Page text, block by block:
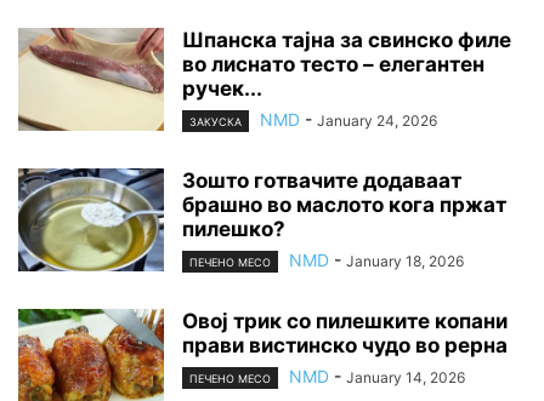
Шпанска тајна за свинско филе
во лиснато тесто – елегантен
ручек...
ЗАКУСКА NMD - January 24, 2026
Зошто готвачите додаваат
брашно во маслото кога пржат
пилешко?
ПЕЧЕНО МЕСО NMD - January 18, 2026
Овој трик со пилешките копани
прави вистинско чудо во рерна
ПЕЧЕНО МЕСО NMD - January 14, 2026